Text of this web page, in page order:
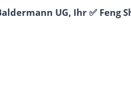
UG, Ihr ✅ Feng